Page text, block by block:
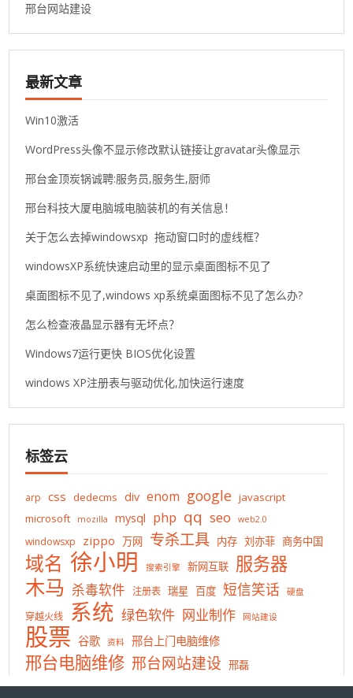
邢台网站建设
最新文章
Win10激活
WordPress头像不显示修改默认链接让gravatar头像显示
邢台金顶炭锅诚聘:服务员,服务生,厨师
邢台科技大厦电脑城电脑装机的有关信息！
关于怎么去掉windowsxp 拖动窗口时的虚线框？
windowsXP系统快速启动里的显示桌面图标不见了
桌面图标不见了,windows xp系统桌面图标不见了怎么办?
怎么检查液晶显示器有无坏点？
Windows7运行更快 BIOS优化设置
windows XP注册表与驱动优化,加快运行速度
标签云
arp css dedecms div enom google javascript
microsoft
mozilla mysql php qq seo web2.0
windowsxp zippo 万网 专杀工具 内存 刘亦菲 商务中国
域名 徐小明 搜索引擎 新网互联 服务器
木马 杀毒软件 注册表 瑞星 百度 短信笑话 硬盘
穿越火线 系统 绿色软件 网业制作 网站建设
股票 谷歌 资料 邢台上门电脑维修
邢台电脑维修 邢台网站建设 邢磊